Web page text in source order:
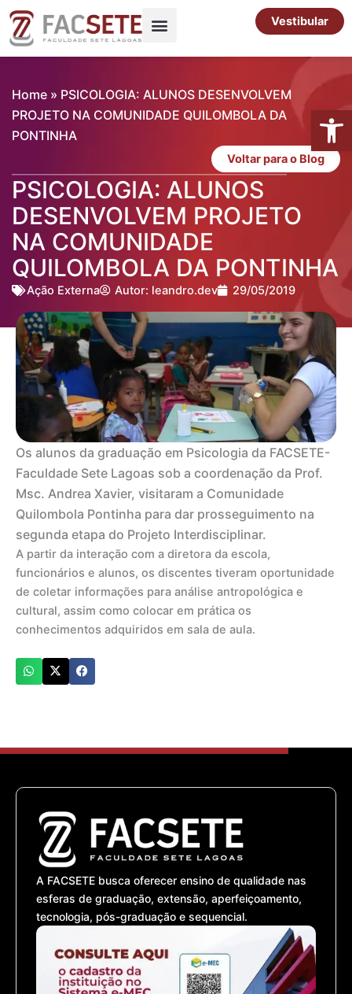
para
Vestibular
Home » PSICOLOGIA: ALUNOS DESENVOLVEM
PROJETO NA COMUNIDADE QUILOMBOLA DA
PONTINHA
Voltar para o Blog
PSICOLOGIA: ALUNOS
DESENVOLVEM PROJETO
NA COMUNIDADE
QUILOMBOLA DA PONTINHA
Ação Externa Autor: leandro.dev 29/05/2019
Os alunos da graduação em Psicologia da FACSETE-
Faculdade Sete Lagoas sob a coordenação da Prof.
Msc. Andrea Xavier, visitaram a Comunidade
Quilombola Pontinha para dar prosseguimento na
segunda etapa do Projeto Interdisciplinar.
A partir da interação com a diretora da escola,
funcionários e alunos, os discentes tiveram oportunidade
de coletar informações para análise antropológica e
cultural, assim como colocar em prática os
conhecimentos adquiridos em sala de aula.
A FACSETE busca oferecer ensino de qualidade nas
esferas de graduação, extensão, aperfeiçoamento,
tecnologia, pós-graduação e sequencial.
Abrir